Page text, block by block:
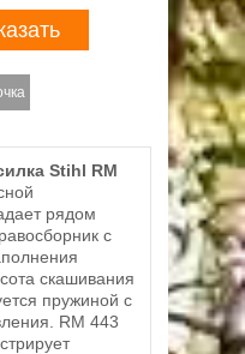
Stihl RM
рядом
с
скашивания
пружиной с
RM 443